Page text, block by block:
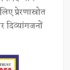
प्रेरणास्रोत